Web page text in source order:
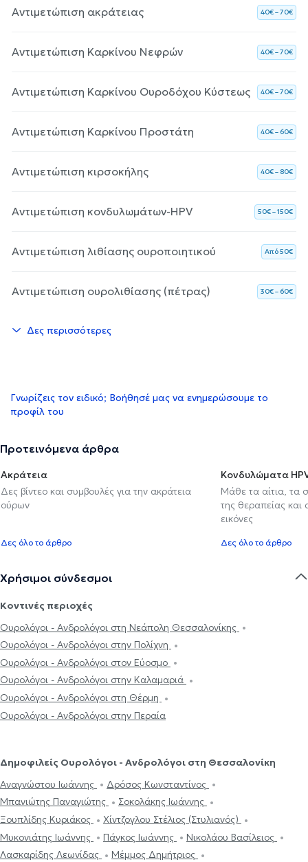
Αντιμετώπιση ακράτειας 40€ – 70€
Αντιμετώπιση Καρκίνου Νεφρών 40€ – 70€
Αντιμετώπιση Καρκίνου Ουροδόχου Κύστεως 40€ – 70€
Αντιμετώπιση Καρκίνου Προστάτη 40€ – 60€
Αντιμετώπιση κιρσοκήλης 40€ – 80€
Αντιμετώπιση κονδυλωμάτων-HPV 50€ – 150€
Αντιμετώπιση λιθίασης ουροποιητικού Aπό 50€
Αντιμετώπιση ουρολιθίασης (πέτρας) 30€ – 60€
Δες περισσότερες
Γνωρίζεις τον ειδικό; Βοήθησέ μας να ενημερώσουμε το
προφίλ του
Προτεινόμενα άρθρα
Ακράτεια
Δες βίντεο και συμβουλές για την ακράτεια
ούρων
Δες όλο το άρθρο
Κονδυλώματα
Μάθε τα αίτια, τα
της θεραπείας
εικόνες
Δες όλο το άρθρο
Χρήσιμοι σύνδεσμοι
Κοντινές περιοχές
Ουρολόγοι - Ανδρολόγοι στη Νεάπολη Θεσσαλονίκης
Ουρολόγοι - Ανδρολόγοι στην Πολίχνη
Ουρολόγοι - Ανδρολόγοι στον Εύοσμο
Ουρολόγοι - Ανδρολόγοι στην Καλαμαριά
Ουρολόγοι - Ανδρολόγοι στη Θέρμη
Ουρολόγοι - Ανδρολόγοι στην Περαία
Δημοφιλείς Ουρολόγοι - Ανδρολόγοι στη Θεσσαλονίκη
Αναγνώστου Ιωάννης
Δρόσος Κωνσταντίνος
Μπανιώτης Παναγιώτης
Σοκολάκης Ιωάννης
Ξουπλίδης Κυριάκος
Χίντζογλου Στέλιος (Στυλιανός)
Μυκονιάτης Ιωάννης
Πάγκος Ιωάννης
Νικολάου Βασίλειος
Λασκαρίδης Λεωνίδας
Μέμμος Δημήτριος